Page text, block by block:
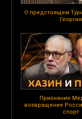
О предстоящем
Георгия
Признание
возвращение
спорт